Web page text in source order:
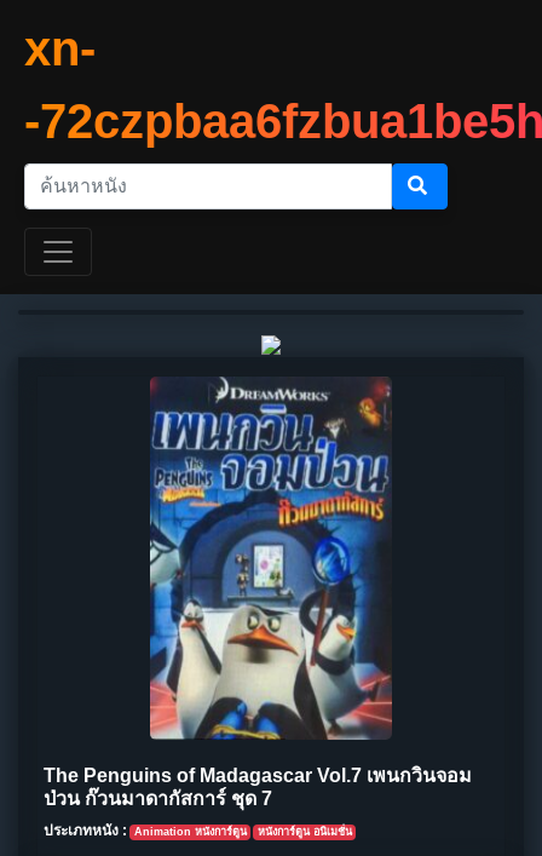
xn-
-
The Penguins of Madagascar Vol.7 เพนกวินจอม
ป่วน ก๊วนมาดากัสการ์ ชุด 7
ประเภทหนัง : Animation หนังการ์ตูน หนังการ์ตูน อนิเมชั่น